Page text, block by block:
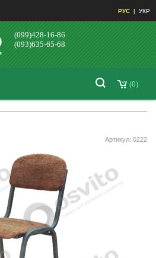
РУС | УКР
(099)428-16-86
(093)635-65-68
(0)
Артикул: 0222